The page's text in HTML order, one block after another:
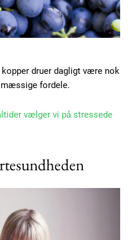
druer dagligt være nok
fordele.
vælger vi på stressede